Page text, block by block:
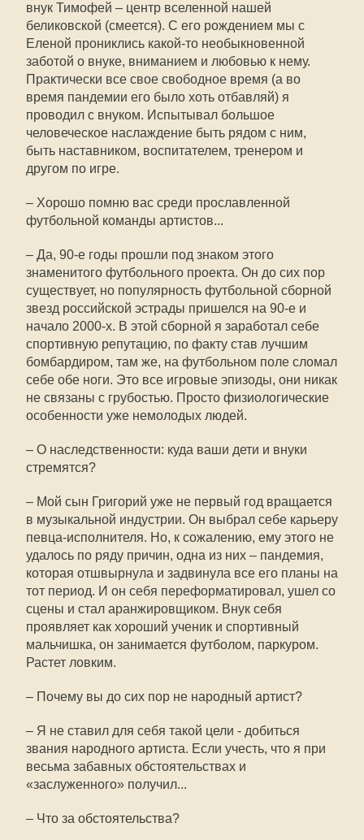
внук Тимофей – центр вселенной нашей
беликовской (смеется). С его рождением мы с
Еленой прониклись какой-то необыкновенной
заботой о внуке, вниманием и любовью к нему.
Практически все свое свободное время (а во
время пандемии его было хоть отбавляй) я
проводил с внуком. Испытывал большое
человеческое наслаждение быть рядом с ним,
быть наставником, воспитателем, тренером и
другом по игре.
– Хорошо помню вас среди прославленной
футбольной команды артистов...
– Да, 90-е годы прошли под знаком этого
знаменитого футбольного проекта. Он до сих пор
существует, но популярность футбольной сборной
звезд российской эстрады пришелся на 90-е и
начало 2000-х. В этой сборной я заработал себе
спортивную репутацию, по факту став лучшим
бомбардиром, там же, на футбольном поле сломал
себе обе ноги. Это все игровые эпизоды, они никак
не связаны с грубостью. Просто физиологические
особенности уже немолодых людей.
– О наследственности: куда ваши дети и внуки
стремятся?
– Мой сын Григорий уже не первый год вращается
в музыкальной индустрии. Он выбрал себе карьеру
певца-исполнителя. Но, к сожалению, ему этого не
удалось по ряду причин, одна из них – пандемия,
которая отшвырнула и задвинула все его планы на
тот период. И он себя переформатировал, ушел со
сцены и стал аранжировщиком. Внук себя
проявляет как хороший ученик и спортивный
мальчишка, он занимается футболом, паркуром.
Растет ловким.
– Почему вы до сих пор не народный артист?
– Я не ставил для себя такой цели - добиться
звания народного артиста. Если учесть, что я при
весьма забавных обстоятельствах и
«заслуженного» получил...
– Что за обстоятельства?